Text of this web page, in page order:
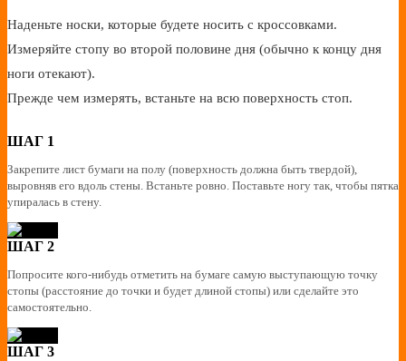
Наденьте носки, которые будете носить с кроссовками.
Измеряйте стопу во второй половине дня (обычно к концу дня
ноги отекают).
Прежде чем измерять, встаньте на всю поверхность стоп.
ШАГ 1
Закрепите лист бумаги на полу (поверхность должна быть твердой),
выровняв его вдоль стены. Встаньте ровно. Поставьте ногу так, чтобы пятка
упиралась в стену.
ШАГ 2
Попросите кого-нибудь отметить на бумаге самую выступающую точку
стопы (расстояние до точки и будет длиной стопы) или сделайте это
самостоятельно.
ШАГ 3